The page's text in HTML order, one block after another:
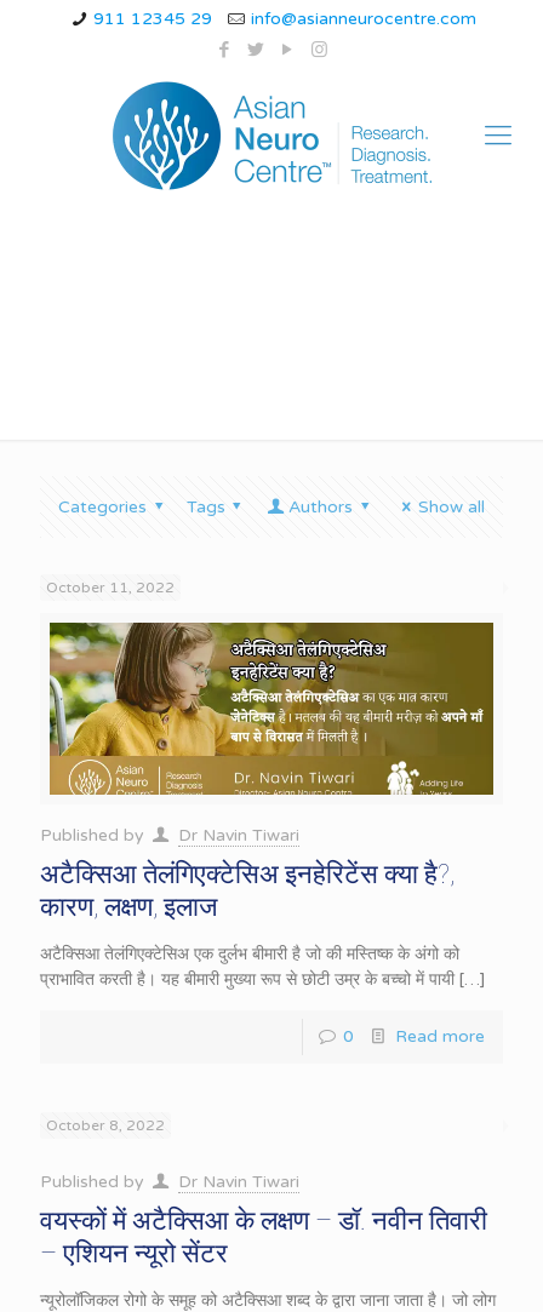
911 12345 29 info@asianneurocentre.com
Categories Tags Authors Show all
October 11, 2022
Published by Dr Navin Tiwari
अटैक्सिआ तेलंगिएक्टेसिअ इनहेरिटेंस क्या है?,
कारण, लक्षण, इलाज
अटैक्सिआ तेलंगिएक्टेसिअ एक दुर्लभ बीमारी है जो की मस्तिष्क के अंगो को
प्राभावित करती है। यह बीमारी मुख्या रूप से छोटी उम्र के बच्चो में पायी […]
0 Read more
October 8, 2022
Published by Dr Navin Tiwari
वयस्कों में अटैक्सिआ के लक्षण – डॉ. नवीन तिवारी
– एशियन न्यूरो सेंटर
न्यूरोलॉजिकल रोगो के समूह को अटैक्सिआ शब्द के द्वारा जाना जाता है। जो लोग